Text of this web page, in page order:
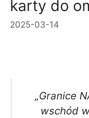
karty do
2025-03-14
„Granice
wschód